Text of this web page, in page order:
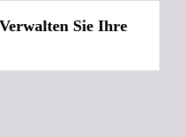
Verwalten Sie Ihre